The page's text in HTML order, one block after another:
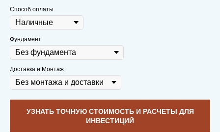
Способ оплаты
Фундамент
Доставка и Монтаж
УЗНАТЬ ТОЧНУЮ СТОИМОСТЬ И РАСЧЕТЫ ДЛЯ
ИНВЕСТИЦИЙ
Через 10 лет приедем на чай с плюшками
со спокойной душой и послушаем,
новые мечты родились в вашем доме
который построили мы